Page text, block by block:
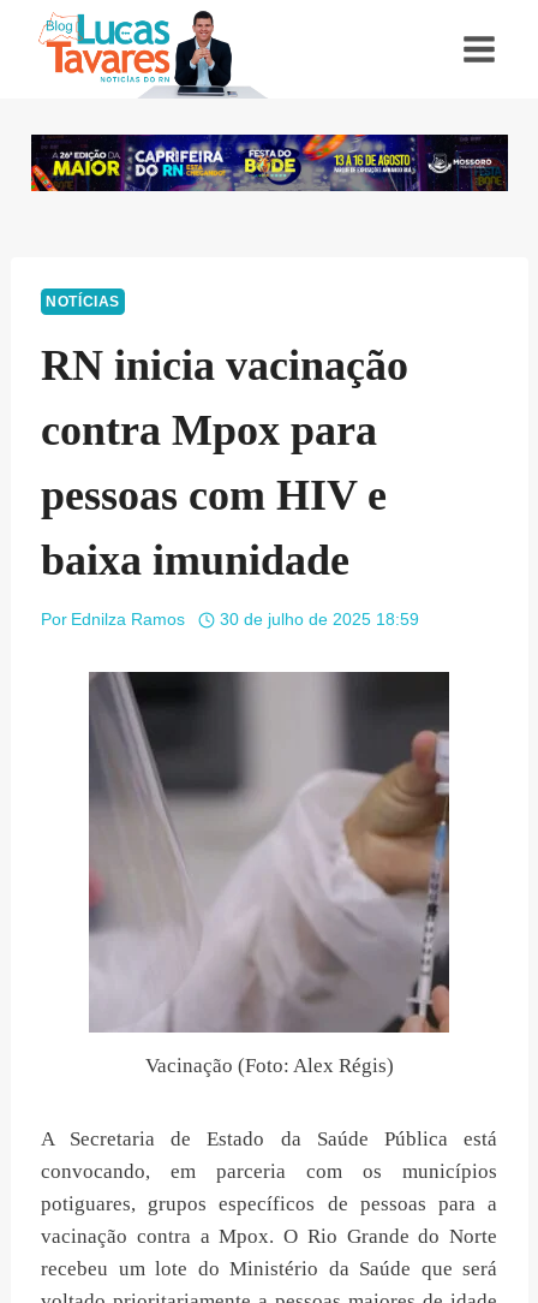
NOTÍCIAS
RN inicia vacinação
contra Mpox para
pessoas com HIV e
baixa imunidade
Por Ednilza Ramos 30 de julho de 2025 18:59
Vacinação (Foto: Alex Régis)
A Secretaria de Estado da Saúde Pública está
convocando, em parceria com os municípios
potiguares, grupos específicos de pessoas para a
vacinação contra a Mpox. O Rio Grande do Norte
recebeu um lote do Ministério da Saúde que será